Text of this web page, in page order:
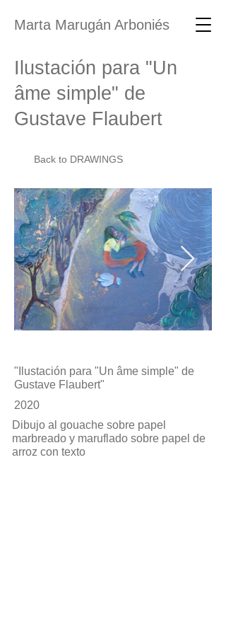
Marta Marugán Arboniés
Ilustación para "Un
âme simple" de
Gustave Flaubert
Back to DRAWINGS
"Ilustación para "Un âme simple" de
Gustave Flaubert"
2020
Dibujo al gouache sobre papel
marbreado y maruflado sobre papel de
arroz con texto